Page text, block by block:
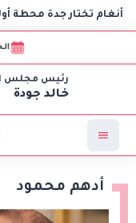
جدة محطة أولى لتدشين
رئيس مجلس
خالد جودة
أدهم محمود